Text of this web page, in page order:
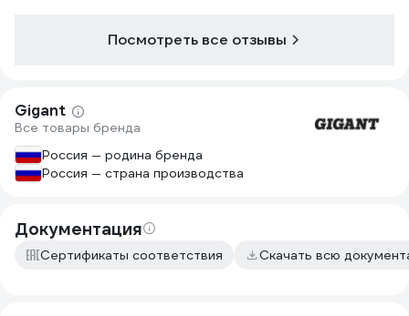
Посмотреть все отзывы
Gigant
Все товары бренда
Россия — родина бренда
Россия — страна производства
Документация
Сертификаты соответствия Скачать всю